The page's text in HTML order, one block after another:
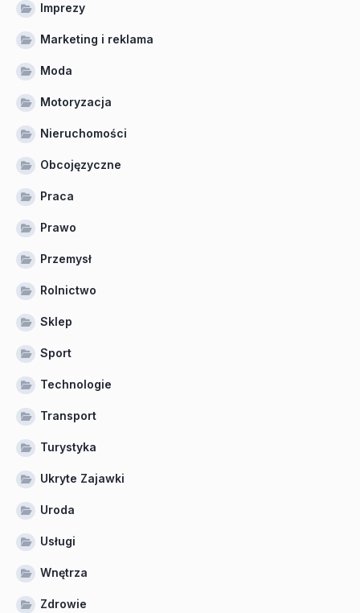
Imprezy
Marketing i reklama
Moda
Motoryzacja
Nieruchomości
Obcojęzyczne
Praca
Prawo
Przemysł
Rolnictwo
Sklep
Sport
Technologie
Transport
Turystyka
Ukryte Zajawki
Uroda
Usługi
Wnętrza
Zdrowie